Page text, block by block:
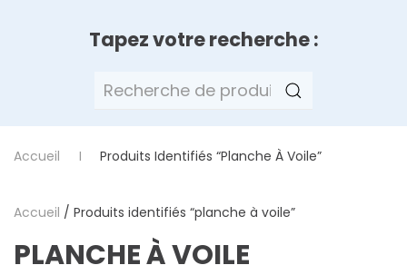
Tapez votre recherche :
Recherche
Accueil Produits Identifiés “planche À Voile”
Accueil / Produits identifiés “planche à voile”
PLANCHE À VOILE